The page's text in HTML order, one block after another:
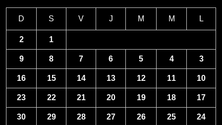
L
M
M
J
V
S
D
1
2
3
4
5
6
7
8
9
10
11
12
13
14
15
16
17
18
19
20
21
22
23
24
25
26
27
28
29
30